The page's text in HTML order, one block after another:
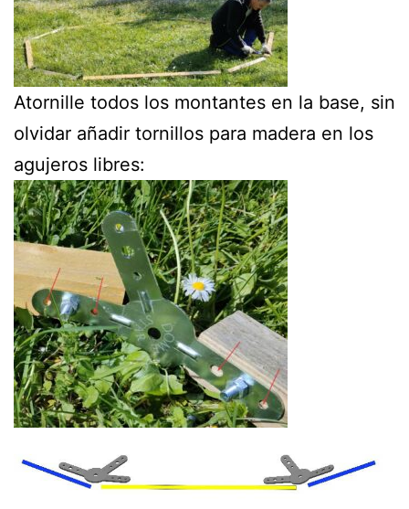
Atornille todos los montantes en la base, sin
olvidar añadir tornillos para madera en los
agujeros libres: